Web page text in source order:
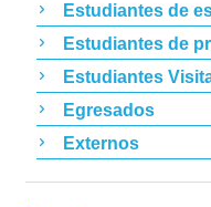
Estudiantes de
Estudiantes de
Estudiantes
Egresados
Externos